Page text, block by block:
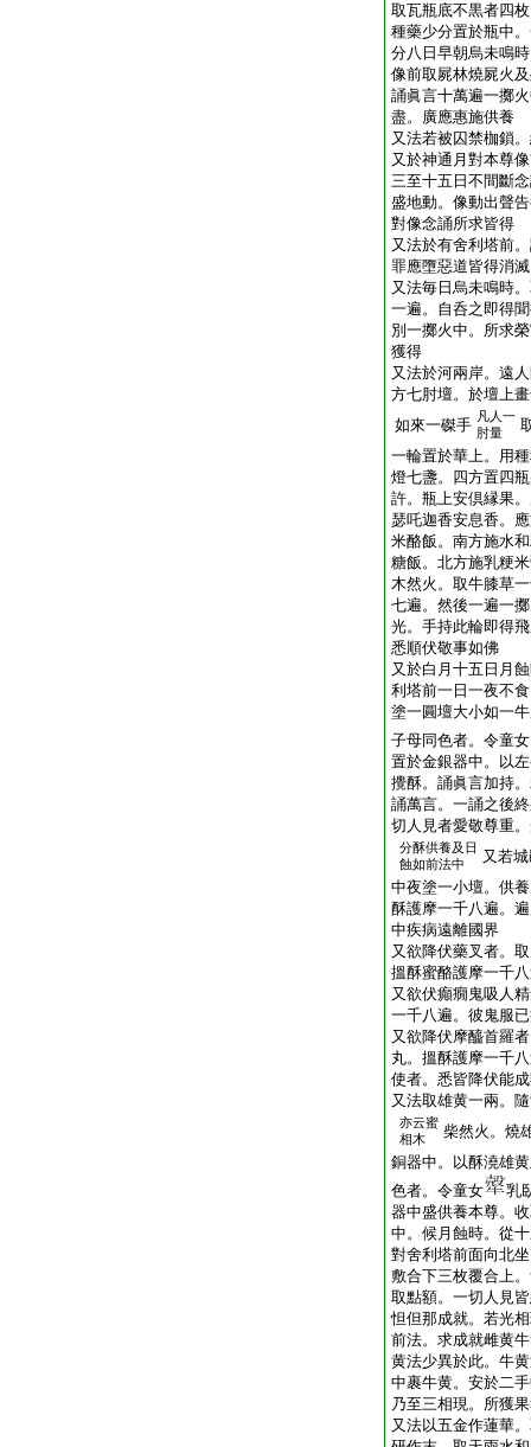
取瓦瓶底不黒者四
種藥少分置於瓶中
分八日早朝烏未鳴
像前取屍林燒屍火
誦眞言十萬遍一擲
盡。廣應惠施供養
又法若被囚禁枷鎖
又於神通月對本尊
三至十五日不間斷
盛地動。像動出聲
對像念誦所求皆得
又法於有舍利塔前
罪應墮惡道皆得消滅
又法毎日烏未鳴時
一遍。自呑之即得
別一擲火中。所求
獲得
又法於河兩岸。遠
方七肘壇。於壇上
如來一磔手 凡人一
肘量
一輪置於華上。用
燈七盞。四方置四
許。瓶上安倶縁果
瑟吒迦香安息香。
米酪飯。南方施水
糖飯。北方施乳粳
木然火。取牛膝草
七遍。然後一遍一
光。手持此輪即得
悉順伏敬事如佛
又於白月十五日月
利塔前一日一夜不
塗一圓壇大小如一
子母同色者。令童女
置於金銀器中。以
攪酥。誦眞言加持
誦萬言。一誦之後
切人見者愛敬尊重
分酥供養及日
蝕如前法中
又若
中夜塗一小壇。供
酥護摩一千八遍。
中疾病遠離國界
又欲降伏藥叉者。
搵酥蜜酪護摩一千
又欲伏癲癇鬼吸人
一千八遍。彼鬼服
又欲降伏摩醯首羅
丸。搵酥護摩一千
使者。悉皆降伏能
又法取雄黄一兩。
亦云蜜
相木
柴然火。燒
銅器中。以酥澆雄
色者。令童女
乳
器中盛供養本尊。
中。候月蝕時。從
對舍利塔前面向北
敷合下三枚覆合上
取點額。一切人見
怛但那成就。若光
前法。求成就雌黄
黄法少異於此。牛
中裹牛黄。安於二
乃至三相現。所獲
又法以五金作蓮華